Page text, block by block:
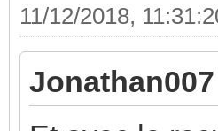
11/12/2018,